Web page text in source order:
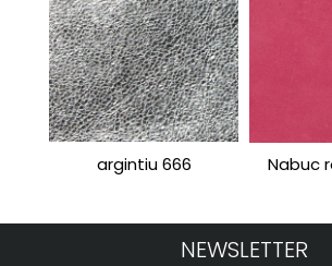
argintiu 666 Nabuc
NEWSLETTER